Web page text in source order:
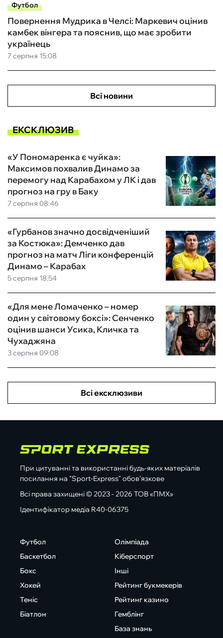
Футбол
7 серпня 15:08
Повернення Мудрика в Челсі: Маркевич оцінив
камбек вінгера та пояснив, що має зробити
українець
Всі новини
ЕКСКЛЮЗИВ
7 серпня 08:46
«У Пономаренка є чуйка»:
Максимов похвалив Динамо за
перемогу над Карабахом у ЛК і дав
прогноз на гру в Баку
5 серпня 18:54
«Гурбанов значно досвідченіший
за Костюка»: Демченко дав
прогноз на матч Ліги конференцій
Динамо – Карабах
3 серпня 09:08
«Для мене Ломаченко – номер
один у світовому боксі»: Сенченко
оцінив шанси Усика, Кличка та
Чухаджяна
Всі ексклюзиви
При цитуванні та використанні будь-яких матеріалів
посилання на "Sport-Express" обов'язкове
Всі права захищені © 2023 - 2026 ТОВ «ПМХ»
Ідентифікатор медіа R40-06375
Футбол
Баскетбол
Бокс
Хокей
Теніс
Біатлон
Олімпіада
Кіберспорт
Інші
Рейтинг букмекерів
Рейтинг казино
Гемблінг
База знань